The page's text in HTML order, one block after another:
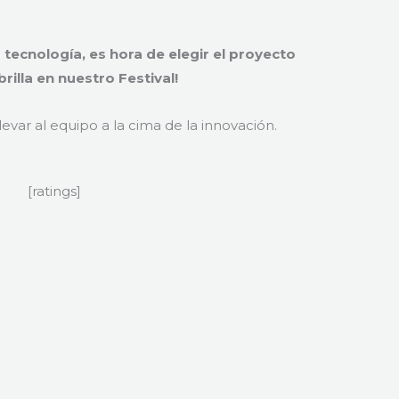
tecnología, es hora de elegir el proyecto
en nuestro Festival!
al equipo a la cima de la innovación.
[ratings]